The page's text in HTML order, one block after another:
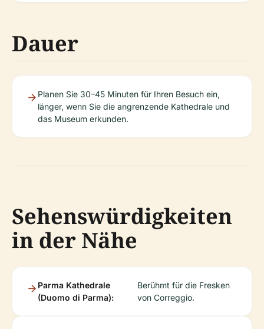
Dauer
Planen Sie 30–45 Minuten für Ihren Besuch ein,
länger, wenn Sie die angrenzende Kathedrale und
das Museum erkunden.
Sehenswürdigkeiten
in der Nähe
Parma Kathedrale
(Duomo di Parma):
Berühmt für die Fresken
von Correggio.